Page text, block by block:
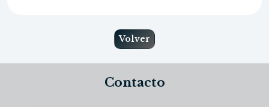
Volver
Contacto